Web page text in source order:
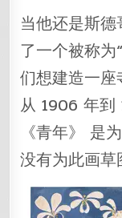
当他还是斯
了一个被称为
们想建造一座
从 1906 年到
《青年》 是
没有为此画草